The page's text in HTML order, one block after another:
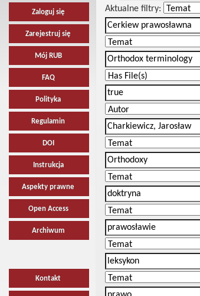
Zaloguj się
Zarejestruj się
Mój RUB
FAQ
Polityka
Regulamin
DOI
Instrukcja
Aspekty prawne
Open Access
Archiwum
Kontakt
Aktualne filtry: